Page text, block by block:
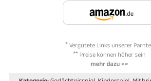
*Vergütete Links unserer
**Preise können höher sein
mehr dazu >>